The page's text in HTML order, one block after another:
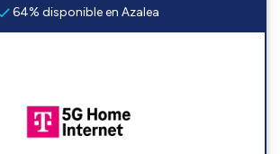
64% disponible en Azalea